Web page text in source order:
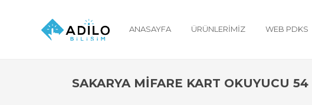
ANASAYFA ÜRÜNLERIMIZ WEB PDKS
SAKARYA MIFARE KART OKUYUCU 54